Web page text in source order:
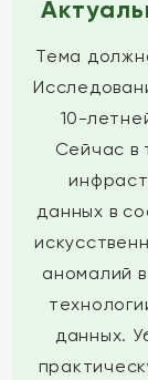
Тема
10-
Сейчас в
данных в
аномалий
данных.